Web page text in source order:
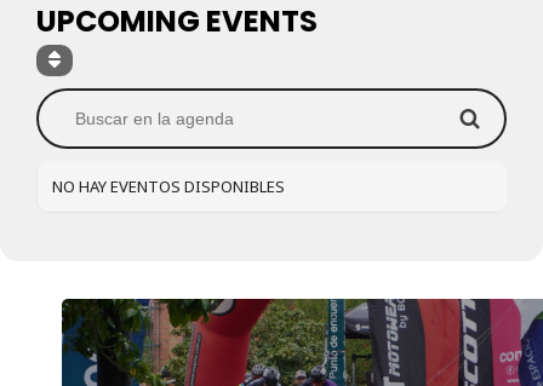
UPCOMING EVENTS
NO HAY EVENTOS DISPONIBLES